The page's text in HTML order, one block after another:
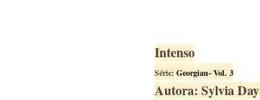
Intenso
Série: Georgian- Vol. 3
Autora: Sylvia Day